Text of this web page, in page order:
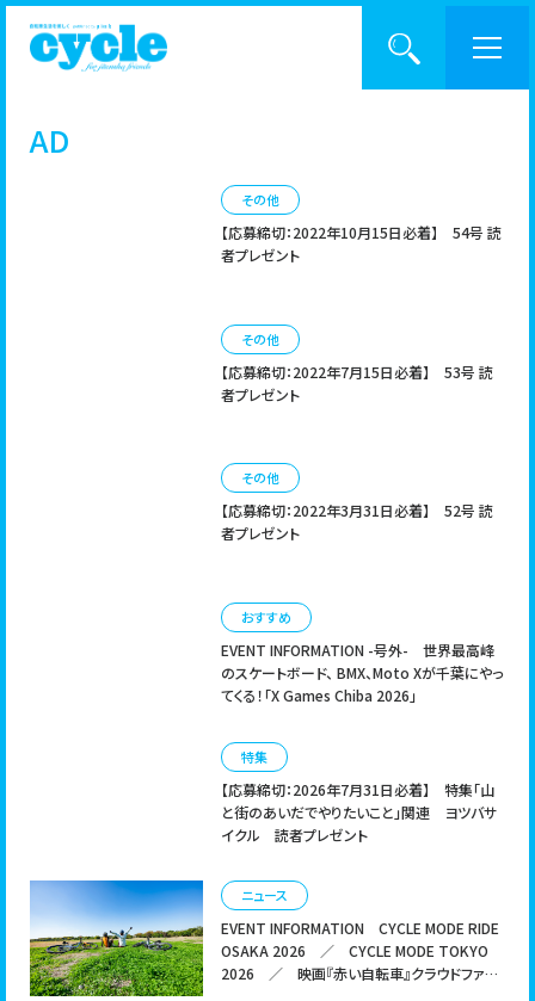
cycleとは？
記事一覧
バックナンバー
入手方法
サポーター制度
広告掲載について ｜お問い合わせ
AD
その他
【応募締切：2022年10月15日必着】 54号 読
者プレゼント
その他
【応募締切：2022年7月15日必着】 53号 読
者プレゼント
その他
【応募締切：2022年3月31日必着】 52号 読
者プレゼント
おすすめ
EVENT INFORMATION -号外- 世界最高峰
のスケートボード、 BMX、Moto Xが千葉にやっ
てくる！「X Games Chiba 2026」
特集
【応募締切：2026年7月31日必着】 特集「山
と街のあいだでやりたいこと」関連
ヨツバサ
イクル 読者プレゼント
ニュース
EVENT INFORMATION CYCLE MODE RIDE
OSAKA 2026 ／ CYCLE MODE TOKYO
2026 ／ 映画『赤い自転車』クラウドファン